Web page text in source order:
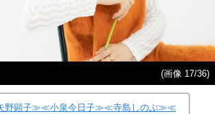
(画像 17/36)
野顕子≫≪小泉今日子≫≪寺島しのぶ≫≪